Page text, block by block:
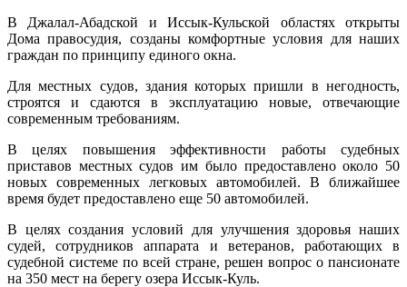
В Джалал-Абадской и Иссык-Кульской областях открыты
Дома правосудия, созданы комфортные условия для наших
граждан по принципу единого окна.
Для местных судов, здания которых пришли в негодность,
строятся и сдаются в эксплуатацию новые, отвечающие
современным требованиям.
В целях повышения эффективности работы судебных
приставов местных судов им было предоставлено около 50
новых современных легковых автомобилей. В ближайшее
время будет предоставлено еще 50 автомобилей.
В целях создания условий для улучшения здоровья наших
судей, сотрудников аппарата и ветеранов, работающих в
судебной системе по всей стране, решен вопрос о пансионате
на 350 мест на берегу озера Иссык-Куль.